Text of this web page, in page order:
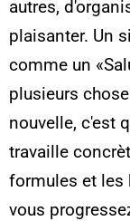
autres,
plaisanter. Un
comme un
plusieurs
nouvelle, c'est
travaille
formules et les
vous